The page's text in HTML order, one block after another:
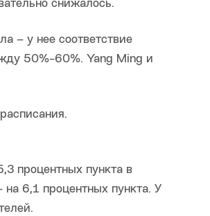
снижалось.
– у нее соответствие
50%-60%. Yang Ming и
процентных пункта в
6,1 процентных пункта. У